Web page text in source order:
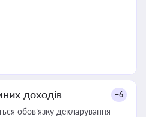
доходів +6
обов’язку декларування